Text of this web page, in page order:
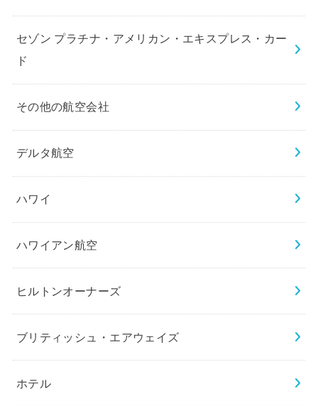
セゾン プラチナ・アメリカン・エキスプレス・カー
ド
その他の航空会社
デルタ航空
ハワイ
ハワイアン航空
ヒルトンオーナーズ
ブリティッシュ・エアウェイズ
ホテル